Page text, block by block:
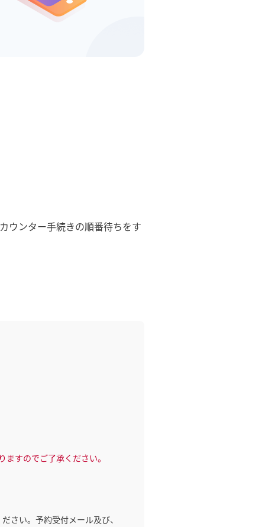
ウンター手続きの順番待ちをす
すのでご了承ください。
さい。予約受付メール及び、